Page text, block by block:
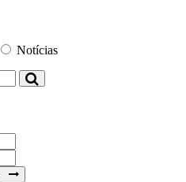
Notícias